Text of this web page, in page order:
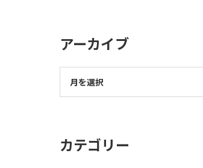
アーカイブ
カテゴリー